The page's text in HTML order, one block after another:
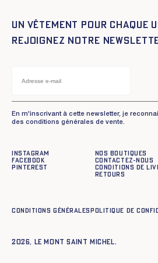
Un vêtement pour chaque
Rejoignez notre
En m'inscrivant à cette newsletter, je
des conditions générales de vente.
Instagram
Facebook
Pinterest
Nos boutiques
Contactez-nous
Conditions de
retours
Conditions générales Politique de
2026, Le Mont Saint Michel.